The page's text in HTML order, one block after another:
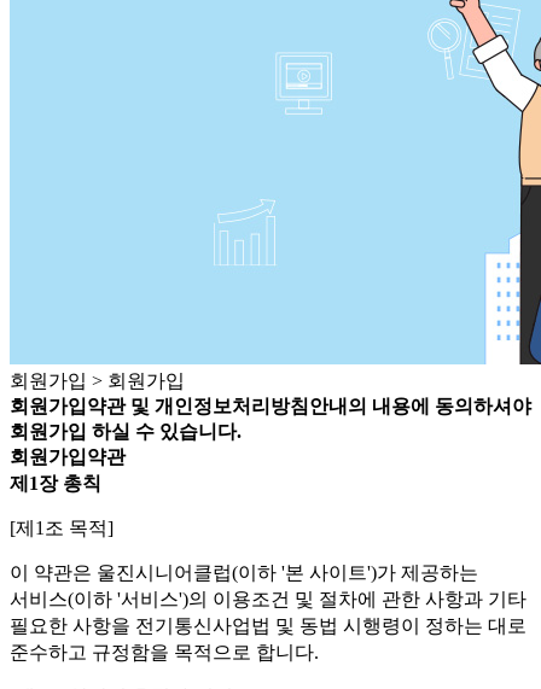
회원가입 > 회원가입
회원가입약관 및 개인정보처리방침안내의 내용에 동의하셔야
회원가입 하실 수 있습니다.
회원가입약관
제1장 총칙
[제1조 목적]
이 약관은 울진시니어클럽(이하 '본 사이트')가 제공하는
서비스(이하 '서비스')의 이용조건 및 절차에 관한 사항과 기타
필요한 사항을 전기통신사업법 및 동법 시행령이 정하는 대로
준수하고 규정함을 목적으로 합니다.